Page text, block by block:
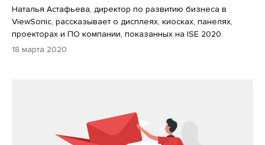
Наталья Астафьева, директор по развитию бизнеса в
ViewSonic, рассказывает о дисплеях, киосках, панелях,
проекторах и ПО компании, показанных на ISE 2020.
18 марта 2020